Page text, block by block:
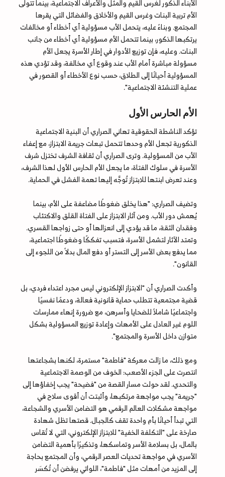
الأبناء الذكور لغرس القيم والمثل والأعراف الاجتماعية، بينما تتولى
الأم تربية البنات وغرس القيم والأخلاق والفضائل التي يقرها
المجتمع. وبناءً عليه، يتحمل الأب مسؤولية أي أخطاء أو مخالفات
يرتكبها الذكور، بينما تتحمل الأم مسؤولية أي أخطاء من جانب
البنات. وعليه، فإن توزيع الأدوار في إطار الأسرة يجعل الأم
مسؤولة مباشرة أمام الأب عند وقوع أي مخالفة، وقد تؤدي هذه
المسؤولية أحيانًا إلى الطلاق، حسب نوع الأخطاء أو القصور في
عملية التنشئة الاجتماعية".
الأم الحارس الأول
تؤكد الناشطة الحقوقية تهاني الصراري أن البنية الاجتماعية
الذكورية تجعل الأم وحدها تتحمل تبعات جريمة الابتزاز، مع إعفاء
الأب من المسؤولية. وترى الصراري أن ثقافة الشرف تختزل شرف
الأسرة في سلوك الفتاة، ما يجعل الأم الحارس الأول لهذا الشرف،
وعند تعرض ابنتها للابتزاز تُوجَّه إليها تهمة الفشل في الحماية.
وتضيف الصراري: "هذا يخلق ضغوطًا مضاعفة على الأم، بينما
يُهمش دور الأب. ومن آثار الابتزاز على الفتاة القلق والاكتئاب
وفقدان الثقة، ما قد يؤدي إلى انعزالها أو حتى زواجها القسري.
وتمتد الآثار لتشمل الأسرة، فتسبب تفككًا وضغوطًا اجتماعية،
مما يدفع بعض الأسر إلى التستر أو دفع المال بدلاً من اللجوء إلى
القانون".
وأكدت الصراري أن "الابتزاز الإلكتروني ليس مجرد اعتداء فردي، بل
قضية مجتمعية تتطلب حماية قانونية فعالة، ودعمًا نفسيًا
واجتماعيًا شاملاً للضحايا وأسرهن، مع ضرورة إنهاء ممارسات
اللوم غير العادل على الأمهات وإعادة توزيع المسؤولية بشكل
متوازن داخل الأسرة والمجتمع".
ومع ذلك، ما زالت معركة "فاطمة" مستمرة، لكنها بشجاعتها
انتصرت على الجزء الأصعب: الخوف من الوصمة الاجتماعية
والتحدي. لقد حولت مسار القصة من "فضيحة" يجب إخفاؤها إلى
"جريمة" يجب مواجهة مرتكبها، وأثبتت أن أقوى سلاح في
مواجهة مشكلات العالم الرقمي هو التضامن الأسري والشجاعة،
التي تبدأ أحيانًا بأم واحدة تقف كالجبال. قصتها تظل شهادة
صارخة على "التكلفة الخفية" للابتزاز الإلكتروني، التي لا تُقاس
بالمال، بل بسلامة الأسر وتماسكها، وتذكيرًا بأهمية التضامن
الأسري في مواجهة تحديات العصر الرقمي، وأن المجتمع بحاجة
إلى المزيد من أمهات مثل "فاطمة"، اللواتي يرفضن أن تُكسَر